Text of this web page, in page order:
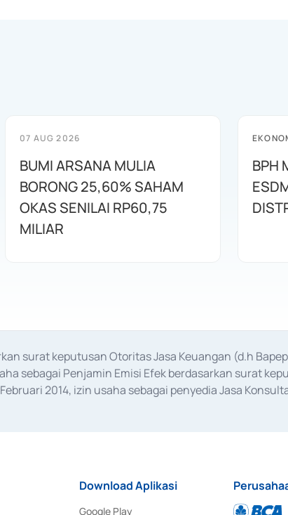
07 AUG 2026
BUMI ARSANA MULIA
BORONG 25,60% SAHAM
OKAS SENILAI RP60,75
MILIAR
BPH
surat keputusan Otoritas Jasa Keuangan (d.h
sebagai Penjamin Emisi Efek berdasarkan surat
2014, izin usaha sebagai penyedia Jasa
Download Aplikasi
Google Play